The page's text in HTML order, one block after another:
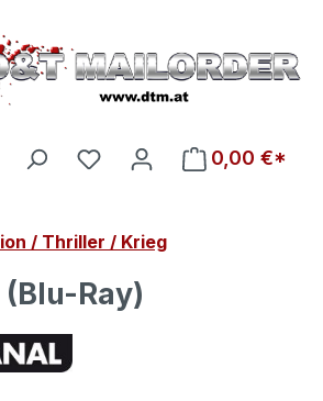
Du hast 0 Produkte auf
0,00 €*
/ Thriller / Krieg
(Blu-Ray)